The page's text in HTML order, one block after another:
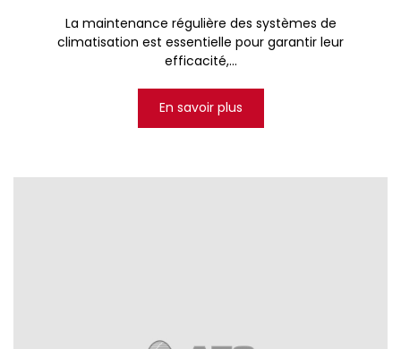
La maintenance régulière des systèmes de
climatisation est essentielle pour garantir leur
efficacité,...
En savoir plus